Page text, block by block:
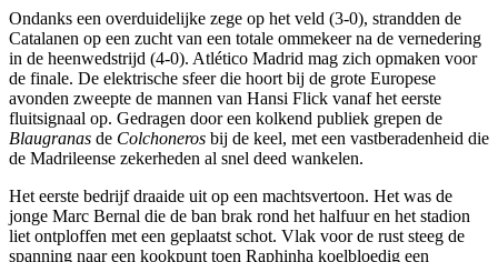
Ondanks een overduidelijke zege op het veld (3-0), strandden de
Catalanen op een zucht van een totale ommekeer na de vernedering
in de heenwedstrijd (4-0). Atlético Madrid mag zich opmaken voor
de finale. De elektrische sfeer die hoort bij de grote Europese
avonden zweepte de mannen van Hansi Flick vanaf het eerste
fluitsignaal op. Gedragen door een kolkend publiek grepen de
Blaugranas de Colchoneros bij de keel, met een vastberadenheid die
de Madrileense zekerheden al snel deed wankelen.
Het eerste bedrijf draaide uit op een machtsvertoon. Het was de
jonge Marc Bernal die de ban brak rond het halfuur en het stadion
liet ontploffen met een geplaatst schot. Vlak voor de rust steeg de
spanning naar een kookpunt toen Raphinha koelbloedig een